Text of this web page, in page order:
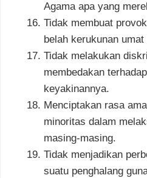
Agama apa yang
Tidak membuat
belah kerukunan umat
Tidak melakukan
membedakan
keyakinannya.
Menciptakan rasa
minoritas dalam
masing-masing.
Tidak menjadikan
suatu penghalang